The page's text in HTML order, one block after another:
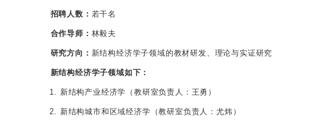
招聘人数： 若干名
合作导师： 林毅夫
研究方向： 新结构经济学子领域的教材研发、理论与实证研究
新结构经济学子领域如下：
新结构产业经济学（教研室负责人：王勇）
新结构城市和区域经济学（教研室负责人：尤炜）